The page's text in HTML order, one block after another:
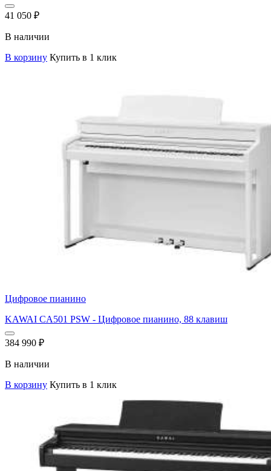
41 050 ₽
В наличии
В корзину Купить в 1 клик
Цифровое пианино
KAWAI CA501 PSW - Цифровое пианино, 88 клавиш
384 990 ₽
В наличии
В корзину Купить в 1 клик